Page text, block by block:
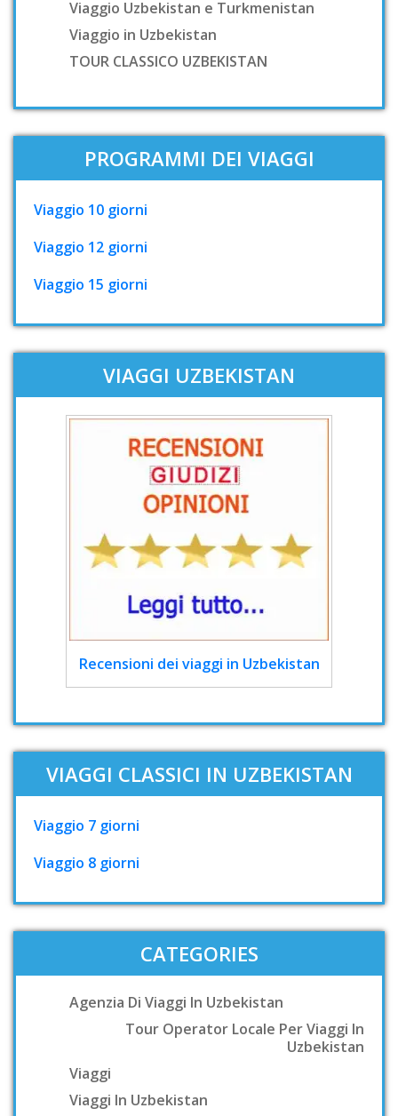
Viaggio Uzbekistan e Turkmenistan
Viaggio in Uzbekistan
TOUR CLASSICO UZBEKISTAN
PROGRAMMI DEI VIAGGI
Viaggio 10 giorni
Viaggio 12 giorni
Viaggio 15 giorni
VIAGGI UZBEKISTAN
Recensioni dei viaggi in Uzbekistan
VIAGGI CLASSICI IN UZBEKISTAN
Viaggio 7 giorni
Viaggio 8 giorni
CATEGORIES
Agenzia Di Viaggi In Uzbekistan
Tour Operator Locale Per Viaggi In
Uzbekistan
Viaggi
Viaggi In Uzbekistan